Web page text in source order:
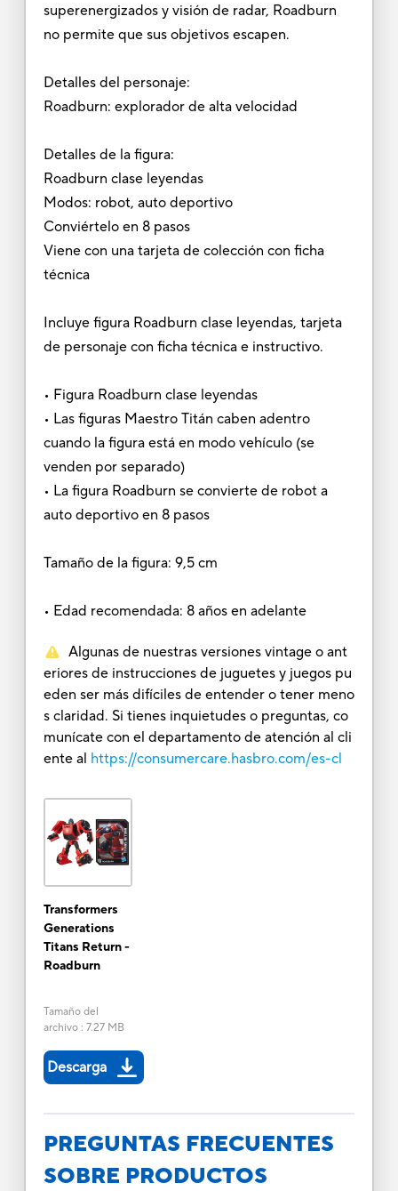
superenergizados y visión de radar, Roadburn
no permite que sus objetivos escapen.
Detalles del personaje:
Roadburn: explorador de alta velocidad
Detalles de la figura:
Roadburn clase leyendas
Modos: robot, auto deportivo
Conviértelo en 8 pasos
Viene con una tarjeta de colección con ficha
técnica
Incluye figura Roadburn clase leyendas, tarjeta
de personaje con ficha técnica e instructivo.
• Figura Roadburn clase leyendas
• Las figuras Maestro Titán caben adentro
cuando la figura está en modo vehículo (se
venden por separado)
• La figura Roadburn se convierte de robot a
auto deportivo en 8 pasos
Tamaño de la figura: 9,5 cm
• Edad recomendada: 8 años en adelante
Algunas de nuestras versiones vintage o ant
eriores de instrucciones de juguetes y juegos pu
eden ser más difíciles de entender o tener meno
s claridad. Si tienes inquietudes o preguntas, co
munícate con el departamento de atención al cli
ente al https://consumercare.hasbro.com/es-cl
Transformers
Generations
Titans Return -
Roadburn
Tamaño del
archivo: 7.27 MB
Descarga
PREGUNTAS FRECUENTES
SOBRE PRODUCTOS